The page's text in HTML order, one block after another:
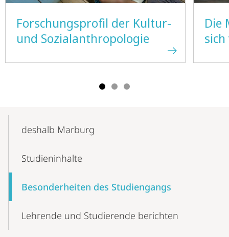
Forschungsprofil der Kultur-
und Sozialanthropologie
Die
Navigationdeshalb Marburg
Studieninhalte
Besonderheiten des Studiengangs
Lehrende und Studierende berichten